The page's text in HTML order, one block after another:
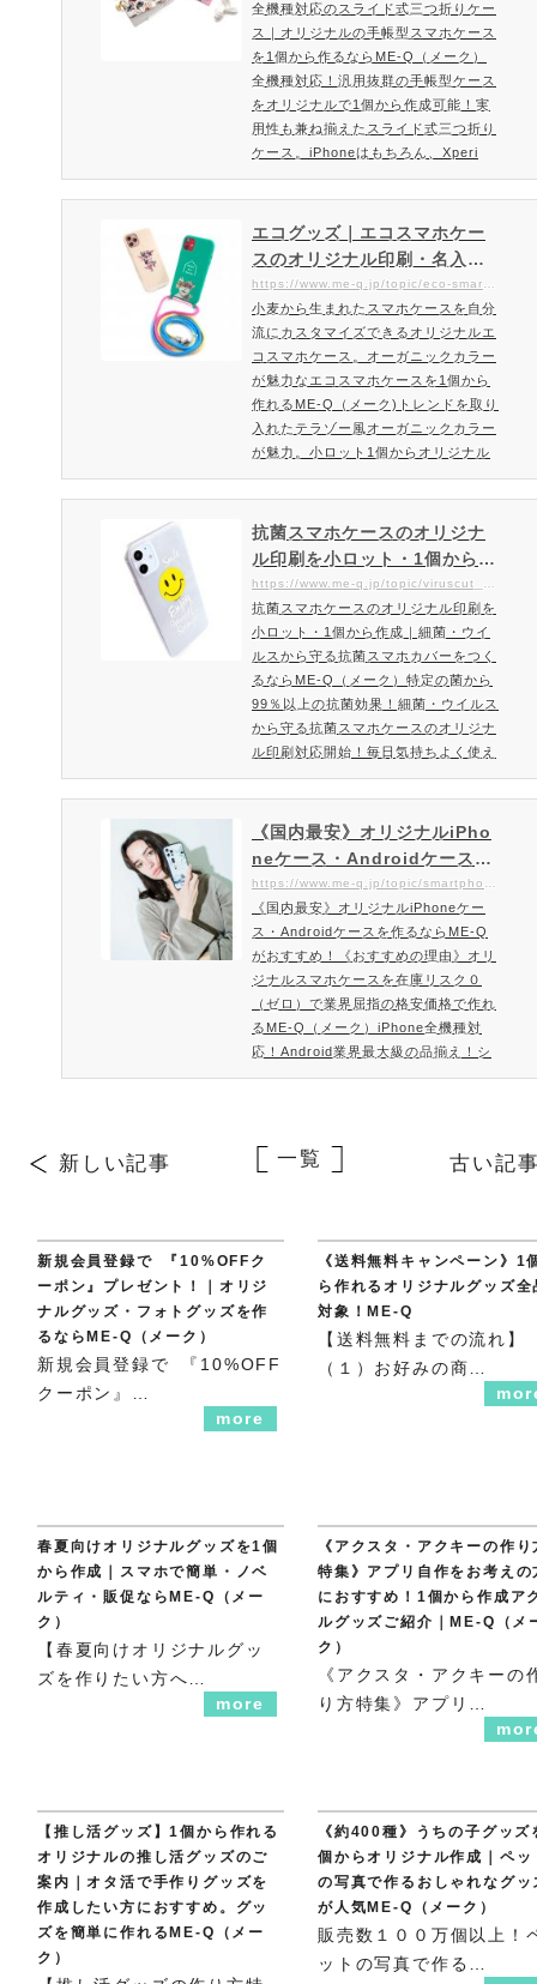
Uレザーのしっかりとした素材のカバ
ーに、内側はミラー・カード収…
オリジナル手帳型スマホケー
スを小ロットで作るならME-Q
（メーク）
全機種対応のスライド式三つ折りケー
ス｜オリジナルの手帳型スマホケース
を1個から作るならME-Q（メーク）
全機種対応！汎用抜群の手帳型ケース
をオリジナルで1個から作成可能！実
用性も兼ね揃えたスライド式三つ折り
ケース。iPhoneはもちろん、Xperi
a・Google Pixel・Galaxy・AQUO
S・ARROWS・格安スマホなどAndro
id（アンドロイド）系に対応のマルチ
手帳型スマホケースiPhoneもAndroid
も対応可能な全機種対応手帳型スマホ
対応できるスライド式三つ折りケー
ス。スマホ本体をスライドパーツ（再
剥離シ…
エコグッズ｜エコスマホケー
スのオリジナル印刷・名入
れ・販促ノベルティを1個から
作成できるME-Q（メーク）
小麦から生まれたスマホケースを自分
流にカスタマイズできるオリジナルエ
コスマホケース。オーガニックカラー
が魅力なエコスマホケースを1個から
作れるME-Q（メーク)トレンドを取り
入れたテラゾー風オーガニックカラー
が魅力。小ロット1個からオリジナル
作成・印刷できるエコスマホケース登
場！環境保護を考えたエコグッズ。個
人様はもちろん環境についての取り組
みをお考えの企業にもおすすめのエコ
グッズのスマホケースです。年々世界
そんな深刻な環境問題に少しでも貢献
できるなら…そんな思い…
抗菌スマホケースのオリジナ
ル印刷を小ロット・1個から作
成｜細菌・ウイルスから守る
抗菌スマホカバーをつくるな
らME-Q（メーク）
抗菌スマホケースのオリジナル印刷を
小ロット・1個から作成｜細菌・ウイ
ルスから守る抗菌スマホカバーをつく
るならME-Q（メーク）特定の菌から
99％以上の抗菌効果！細菌・ウイルス
から守る抗菌スマホケースのオリジナ
ル印刷対応開始！毎日気持ちよく使え
る抗菌加工されたスマホカバー。細菌
から守れる抗菌スマホケースを1個か
ら作成頂けます。この度、ME-Qでは
ケースを発売開始しました。抗菌作用
うスマホを気持ちよく使えます。もち
ろんスマホ本来の機能を損な…
《国内最安》オリジナルiPho
neケース・Androidケースを
作るならME-Qがおすすめ！
《国内最安》オリジナルiPhoneケー
ス・Androidケースを作るならME-Q
がおすすめ！《おすすめの理由》オリ
ジナルスマホケースを在庫リスク０
（ゼロ）で業界屈指の格安価格で作れ
るME-Q（メーク）iPhone全機種対
応！Android業界最大級の品揃え！シ
ョップ購入より安い!? ME-Qのオリジ
格でご提供しております。「お店で気
に入ったスマホケースがない」という
方が安くなるME-Qのスマホケース作
成サー…
新しい記事 一覧 古い記
新規会員登録で 『10%OFFク
ーポン』プレゼント！｜オリジ
ナルグッズ・フォトグッズを作
るならME-Q（メーク）
新規会員登録で 『10%OFF
クーポン』…
more
《送料無料キャンペーン》1
ら作れるオリジナルグッズ全
対象！ME-Q
【送料無料までの流れ】
（１）お好みの商…
春夏向けオリジナルグッズを1個
から作成｜スマホで簡単・ノベ
ルティ・販促ならME-Q（メー
ク）
【春夏向けオリジナルグッ
ズを作りたい方へ…
more
《アクスタ・アクキーの作り
特集》アプリ自作をお考えの
におすすめ！1個から作成ア
ルグッズご紹介｜ME-Q（メ
ク）
《アクスタ・アクキーの
り方特集》アプリ…
【推し活グッズ】1個から作れる
オリジナルの推し活グッズのご
案内｜オタ活で手作りグッズを
作成したい方におすすめ。グッ
ズを簡単に作れるME-Q（メー
ク）
《約400種》うちの子グッズ
個からオリジナル作成｜ペッ
の写真で作るおしゃれなグッ
が人気ME-Q（メーク）
販売数１００万個以上！
ットの写真で作る…